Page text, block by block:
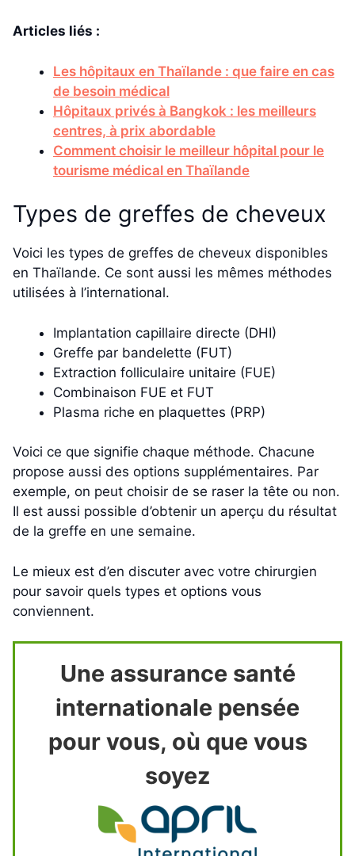
Articles liés :
Les hôpitaux en Thaïlande : que faire en cas
de besoin médical
Hôpitaux privés à Bangkok : les meilleurs
centres, à prix abordable
Comment choisir le meilleur hôpital pour le
tourisme médical en Thaïlande
Types de greffes de cheveux
Voici les types de greffes de cheveux disponibles
en Thaïlande. Ce sont aussi les mêmes méthodes
utilisées à l’international.
Implantation capillaire directe (DHI)
Greffe par bandelette (FUT)
Extraction folliculaire unitaire (FUE)
Combinaison FUE et FUT
Plasma riche en plaquettes (PRP)
Voici ce que signifie chaque méthode. Chacune
propose aussi des options supplémentaires. Par
exemple, on peut choisir de se raser la tête ou non.
Il est aussi possible d’obtenir un aperçu du résultat
de la greffe en une semaine.
Le mieux est d’en discuter avec votre chirurgien
pour savoir quels types et options vous
conviennent.
Une assurance santé
internationale pensée
pour vous, où que vous
soyez